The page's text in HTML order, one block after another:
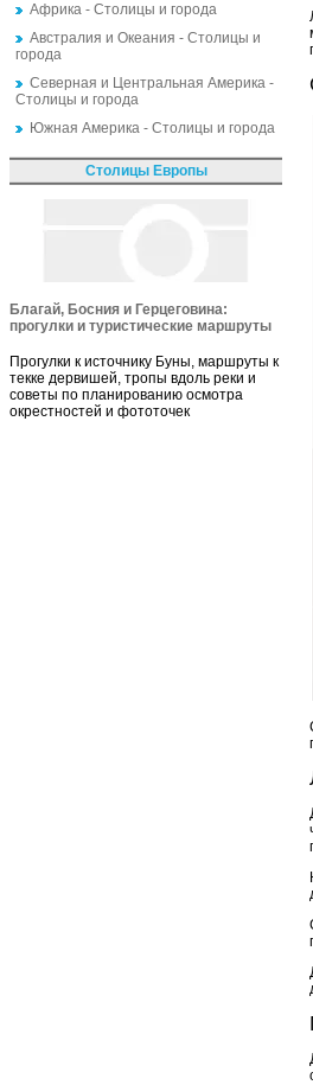
Африка - Столицы и города
Австралия и Океания - Столицы и
города
Северная и Центральная Америка -
Столицы и города
Южная Америка - Столицы и города
Столицы Европы
Благай, Босния и Герцеговина:
прогулки и туристические маршруты
Прогулки к источнику Буны, маршруты к
текке дервишей, тропы вдоль реки и
советы по планированию осмотра
окрестностей и фототочек